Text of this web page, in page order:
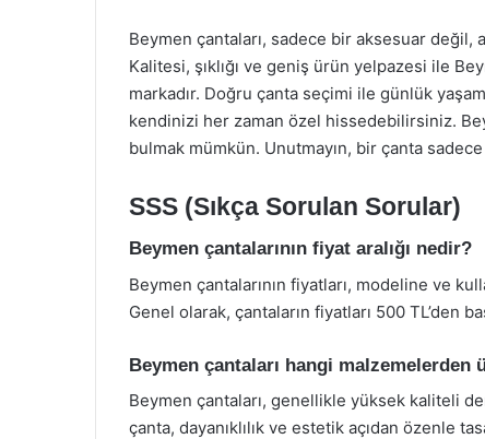
Beymen çantaları, sadece bir aksesuar değil,
Kalitesi, şıklığı ve geniş ürün yelpazesi ile
markadır. Doğru çanta seçimi ile günlük
kendinizi her zaman özel hissedebilirsiniz.
bulmak mümkün. Unutmayın, bir çanta
SSS (Sıkça Sorulan Sorular)
Beymen çantalarının fiyat aralığı nedir?
Beymen çantalarının fiyatları, modeline ve
Genel olarak, çantaların fiyatları 500 TL’den
Beymen çantaları hangi malzemelerden
Beymen çantaları, genellikle yüksek kaliteli
çanta, dayanıklılık ve estetik açıdan özenle